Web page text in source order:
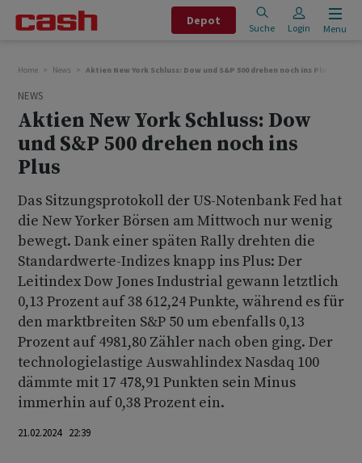
Depot
Suche Login Menu
Home News Aktien New York Schluss: Dow und S&P 500 drehen noch ins Plus
NEWS
Aktien New York Schluss: Dow
und S&P 500 drehen noch ins
Plus
Das Sitzungsprotokoll der US-Notenbank Fed hat
die New Yorker Börsen am Mittwoch nur wenig
bewegt. Dank einer späten Rally drehten die
Standardwerte-Indizes knapp ins Plus: Der
Leitindex Dow Jones Industrial gewann letztlich
0,13 Prozent auf 38 612,24 Punkte, während es für
den marktbreiten S&P 50 um ebenfalls 0,13
Prozent auf 4981,80 Zähler nach oben ging. Der
technologielastige Auswahlindex Nasdaq 100
dämmte mit 17 478,91 Punkten sein Minus
immerhin auf 0,38 Prozent ein.
21.02.2024 22:39